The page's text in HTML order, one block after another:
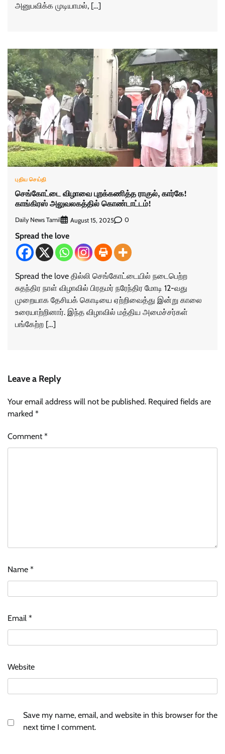
அனுபவிக்க முடியாமல், […]
புதிய செய்தி
செங்கோட்டை விழாவை புறக்கணித்த ராகுல், கார்கே!
காங்கிரஸ் அலுவலகத்தில் கொண்டாட்டம்!
Daily News Tamil August 15, 2025 0
Spread the love
Spread the love தில்லி செங்கோட்டையில் நடைபெற்ற
சுதந்திர நாள் விழாவில் பிரதமர் நரேந்திர மோடி 12-வது
முறையாக தேசியக் கொடியை ஏற்றிவைத்து இன்று காலை
உரையாற்றினார். இந்த விழாவில் மத்திய அமைச்சர்கள்
பங்கேற்ற […]
Leave a Reply
Your email address will not be published. Required fields are
marked *
Comment*
Name *
Email *
Website
Save my name, email, and website in this browser for the
next time I comment.